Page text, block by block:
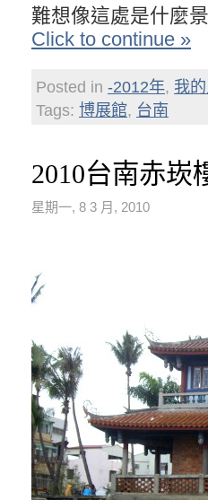
難想像這處是什麼
Click to continue »
Posted in -2012年, 我
Tags: 博展館, 台南
2010台南赤崁
星期一, 8 3 月, 2010